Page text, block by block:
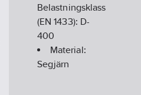
Belastningsklass
(EN 1433): D-
400
Material:
Segjärn